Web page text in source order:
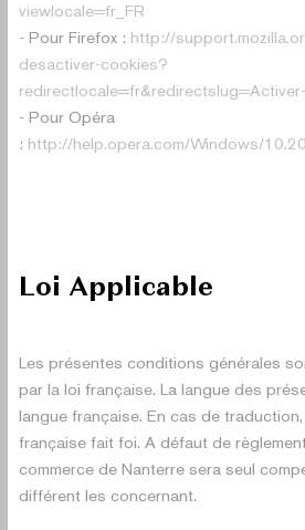
viewlocale=fr_FR
- Pour Firefox : http://
desactiver-cookies?
- Pour Opéra
: http://help.opera.com/Windows/
Loi Applicable
Les présentes conditions générales
par la loi française. La langue des
langue française. En cas de
française fait foi. A défaut de
commerce de Nanterre sera seul
différent les concernant.